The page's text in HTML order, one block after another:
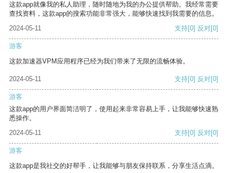
这款app就像我的私人助理，随时随地为我的办公提供帮助。我经常需要
查找资料，这款app的搜索功能非常强大，能够快速找到我需要的信息。
2024-05-11
支持[0] 反对[0]
游客
这款加速器VPM应用程序已经为我们带来了无限的流畅体验。
2024-05-11 支持[0] 反对[0]
游客
这款app的用户界面简洁明了，使用起来非常容易上手，让我能够快速熟
悉操作。
2024-05-11
支持[0] 反对[0]
游客
这款app是我社交的好帮手，让我能够与朋友保持联系，分享生活点滴。